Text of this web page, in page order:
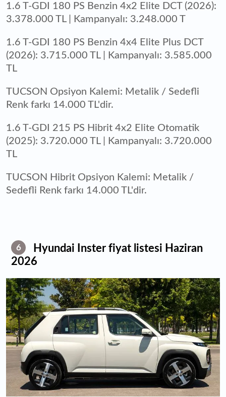
1.6 T-GDI 180 PS Benzin 4x2 Elite DCT (2026):
3.378.000 TL | Kampanyalı: 3.248.000 T
1.6 T-GDI 180 PS Benzin 4x4 Elite Plus DCT
(2026): 3.715.000 TL | Kampanyalı: 3.585.000
TL
TUCSON Opsiyon Kalemi: Metalik / Sedefli
Renk farkı 14.000 TL'dir.
1.6 T-GDI 215 PS Hibrit 4x2 Elite Otomatik
(2025): 3.720.000 TL | Kampanyalı: 3.720.000
TL
TUCSON Hibrit Opsiyon Kalemi: Metalik /
Sedefli Renk farkı 14.000 TL'dir.
6
Hyundai Inster fiyat listesi Haziran
2026